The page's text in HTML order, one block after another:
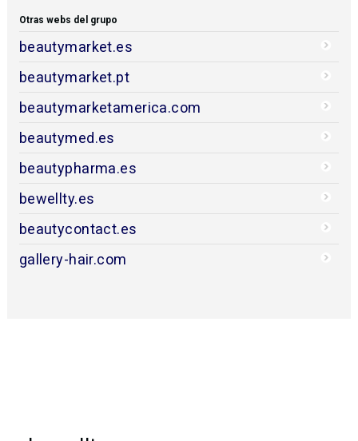
Otras webs del grupo
beautymarket.es
beautymarket.pt
beautymarketamerica.com
beautymed.es
beautypharma.es
bewellty.es
beautycontact.es
gallery-hair.com